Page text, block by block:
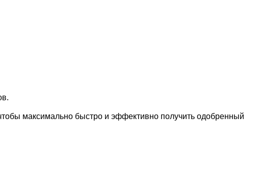
максимально быстро и эффективно получить одобренный